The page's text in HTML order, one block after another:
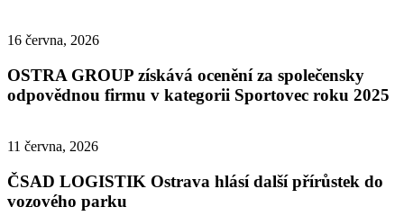
16 června, 2026
OSTRA GROUP získává ocenění za společensky
odpovědnou firmu v kategorii Sportovec roku 2025
11 června, 2026
ČSAD LOGISTIK Ostrava hlásí další přírůstek do
vozového parku